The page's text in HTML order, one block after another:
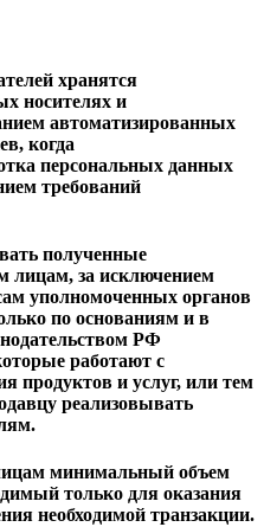
хранятся
носителях и
автоматизированных
когда
персональных данных
требований
полученные
лицам, за исключением
уполномоченных органов
по основаниям и в
РФ
работают с
продуктов и услуг, или тем
реализовывать
минимальный объем
только для оказания
необходимой транзакции.